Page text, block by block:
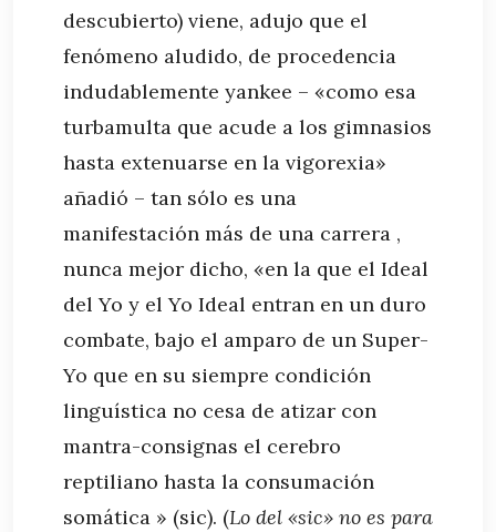
descubierto) viene, adujo que el
fenómeno aludido, de procedencia
indudablemente yankee – «como esa
turbamulta que acude a los gimnasios
hasta extenuarse en la vigorexia»
añadió – tan sólo es una
manifestación más de una carrera ,
nunca mejor dicho, «en la que el Ideal
del Yo y el Yo Ideal entran en un duro
combate, bajo el amparo de un Super-
Yo que en su siempre condición
linguística no cesa de atizar con
mantra-consignas el cerebro
reptiliano hasta la consumación
somática » (sic). (Lo del «sic» no es para